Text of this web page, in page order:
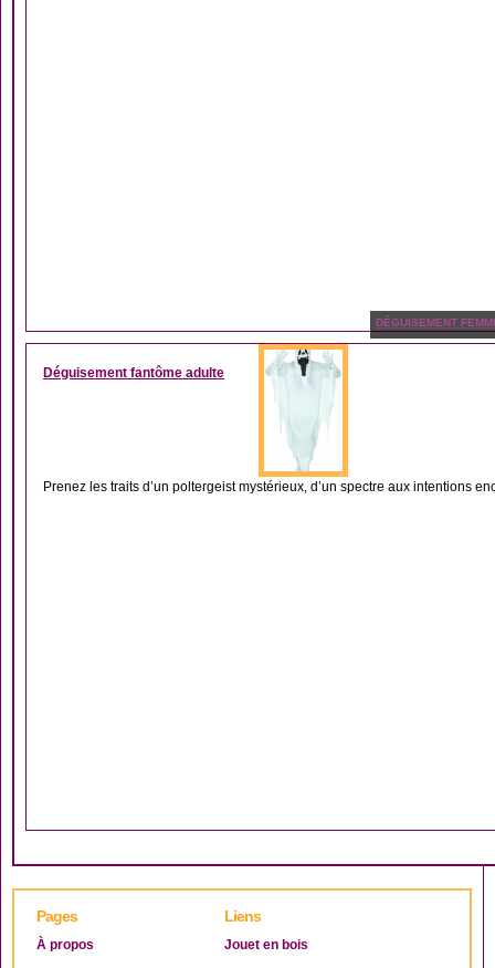
DÉGUISEMENT
Déguisement fantôme adulte
Prenez les traits d’un poltergeist mystérieux, d’un spectre aux intentions
Pages
À propos
Liens
Jouet en bois